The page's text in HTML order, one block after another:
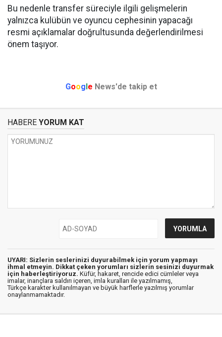
Bu nedenle transfer süreciyle ilgili gelişmelerin
yalnızca kulübün ve oyuncu cephesinin yapacağı
resmi açıklamalar doğrultusunda değerlendirilmesi
önem taşıyor.
Google News'de takip et
HABERE YORUM KAT
UYARI: Sizlerin seslerinizi duyurabilmek için yorum yapmayı
ihmal etmeyin. Dikkat çeken yorumları sizlerin sesinizi duyurmak
için haberleştiriyoruz. Küfür, hakaret, rencide edici cümleler veya
imalar, inançlara saldırı içeren, imla kuralları ile yazılmamış,
Türkçe karakter kullanılmayan ve büyük harflerle yazılmış yorumlar
onaylanmamaktadır.